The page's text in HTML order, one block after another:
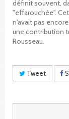
définit souvent,
"effarouchée".
n'avait pas
une contribution
Rousseau.
Tweet